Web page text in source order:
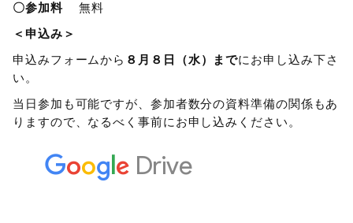
〇参加料無料
＜申込み＞
申込みフォームから ８月８日（水）までにお申し込み下さ
い。
当日参加も可能ですが、参加者数分の資料準備の関係もあ
りますので、なるべく事前にお申し込みください。